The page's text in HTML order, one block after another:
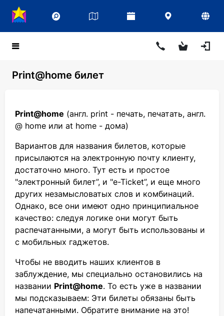
Print@home билет
Print@home (англ. print - печать, печатать, англ.
@ home или at home - дома)
Вариантов для названия билетов, которые
присылаются на электронную почту клиенту,
достаточно много. Тут есть и простое
"электронный билет”, и "e-Ticket”, и еще много
других незамысловатых слов и комбинаций.
Однако, все они имеют одно принципиальное
качество: следуя логике они могут быть
распечатанными, а могут быть использованы и
с мобильных гаджетов.
Чтобы не вводить наших клиентов в
заблуждение, мы специально остановились на
названии Print@home. То есть уже в названии
мы подсказываем: Эти билеты обязаны быть
напечатанными. Обратите внимание на это!